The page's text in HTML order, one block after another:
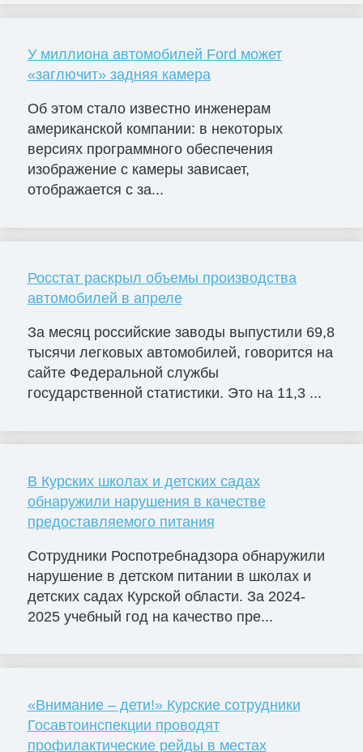
У миллиона автомобилей Ford может
«заглючит» задняя камера
Об этом стало известно инженерам
американской компании: в некоторых
версиях программного обеспечения
изображение с камеры зависает,
отображается с за...
Росстат раскрыл объемы производства
автомобилей в апреле
За месяц российские заводы выпустили 69,8
тысячи легковых автомобилей, говорится на
сайте Федеральной службы
государственной статистики. Это на 11,3 ...
В Курских школах и детских садах
обнаружили нарушения в качестве
предоставляемого питания
Сотрудники Роспотребнадзора обнаружили
нарушение в детском питании в школах и
детских садах Курской области. За 2024-
2025 учебный год на качество пре...
«Внимание – дети!» Курские сотрудники
Госавтоинспекции проводят
профилактические рейды в местах